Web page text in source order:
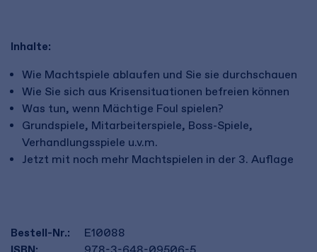
Inhalte:
Wie Machtspiele ablaufen und Sie sie durchschauen
Wie Sie sich aus Krisensituationen befreien können
Was tun, wenn Mächtige Foul spielen?
Grundspiele, Mitarbeiterspiele, Boss-Spiele,
Verhandlungsspiele u.v.m.
Jetzt mit noch mehr Machtspielen in der 3. Auflage
Bestell-Nr.:
E10088